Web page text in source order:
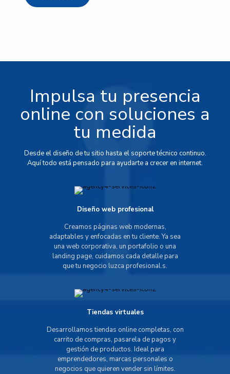
Impulsa tu presencia
online con soluciones a
tu medida
Desde el diseño de tu sitio hasta el soporte técnico continuo.
Aquí todo está pensado para ayudarte a crecer en internet.
Diseño web profesional
Creamos páginas web modernas,
adaptables y enfocadas en tu cliente. Ya sea
una web corporativa, un portafolio o una
landing page, cuidamos cada detalle para
que tu negocio luzca profesional.s.
Tiendas virtuales
Desarrollamos tiendas online completas, con
carrito de compras, pasarela de pagos y
gestión de productos. Ideal para
emprendedores, marcas personales o
negocios que quieren vender sin límites.